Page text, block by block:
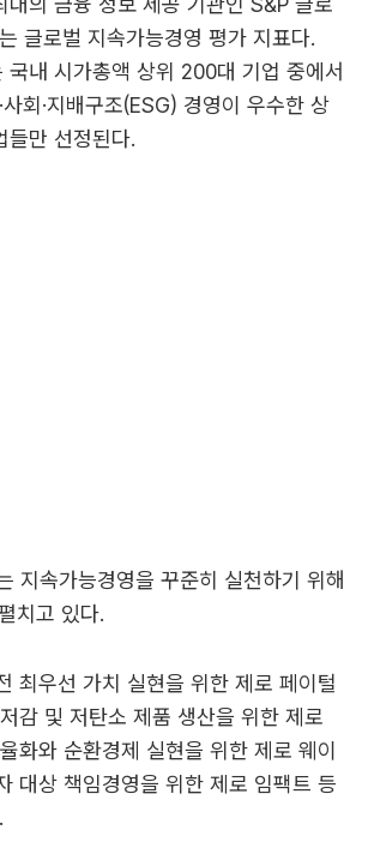
글로벌 지속가능경영 평가 지표다.
내 시가총액 상위 200대 기업 중에서
회·지배구조(ESG) 경영이 우수한 상
만 선정된다.
지속가능경영을 꾸준히 실천하기 위해
치고 있다.
최우선 가치 실현을 위한 제로 페이털
감 및 저탄소 제품 생산을 위한 제로
화와 순환경제 실현을 위한 제로 웨이
대상 책임경영을 위한 제로 임팩트 등